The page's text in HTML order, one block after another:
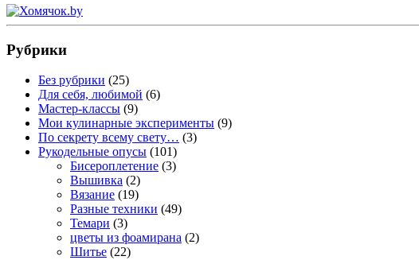
Рубрики
Без рубрики (25)
Для себя, любимой (6)
Мастер-классы (9)
Мои кулинарные эксперименты (9)
По секрету всему свету… (3)
Рукодельные опусы (101)
Бисероплетение (3)
Вышивка (2)
Вязание (19)
Разные техники (49)
Темари (3)
цветы из фоамирана (2)
Шитье (22)